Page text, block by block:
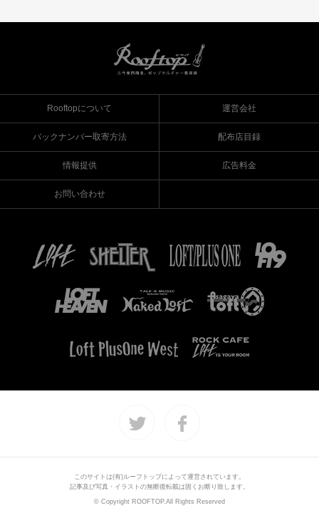
Rooftopについて 運営会社
バックナンバー取寄方法 配布店目録
情報提供 広告料金
お問い合わせ
このサイトは(有)ルーフトップによって運営されています。
記事及び写真・イラストの無断復転載は固くお断り致します。
© Copyright ROOFTOP.All Rights Reserved